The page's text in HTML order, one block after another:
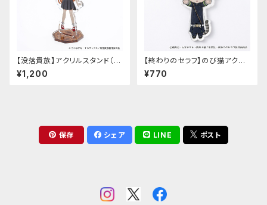
【没落貴族】アクリルスタンド（少
女ラードーン）
¥1,200
【終わりのセラフ】のび猫アクリ
ルキーホルダー（百夜優一郎）
¥770
保存 シェア LINE ポスト